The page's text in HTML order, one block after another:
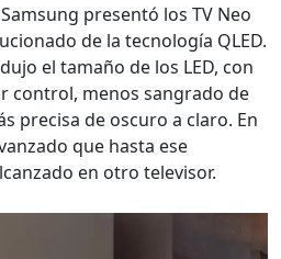
presentó los TV Neo
de la tecnología QLED.
el tamaño de los LED, con
control, menos sangrado de
precisa de oscuro a claro. En
que hasta ese
en otro televisor.